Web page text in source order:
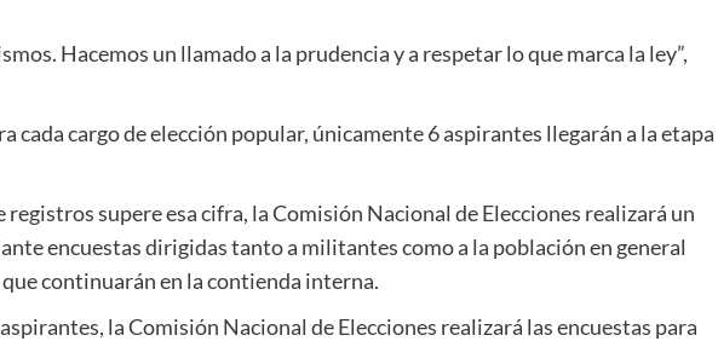
Hacemos un llamado a la prudencia y a respetar lo que marca la ley”,
cada cargo de elección popular, únicamente 6 aspirantes llegarán a la etapa
registros supere esa cifra, la Comisión Nacional de Elecciones realizará un
encuestas dirigidas tanto a militantes como a la población en general
continuarán en la contienda interna.
la Comisión Nacional de Elecciones realizará las encuestas para